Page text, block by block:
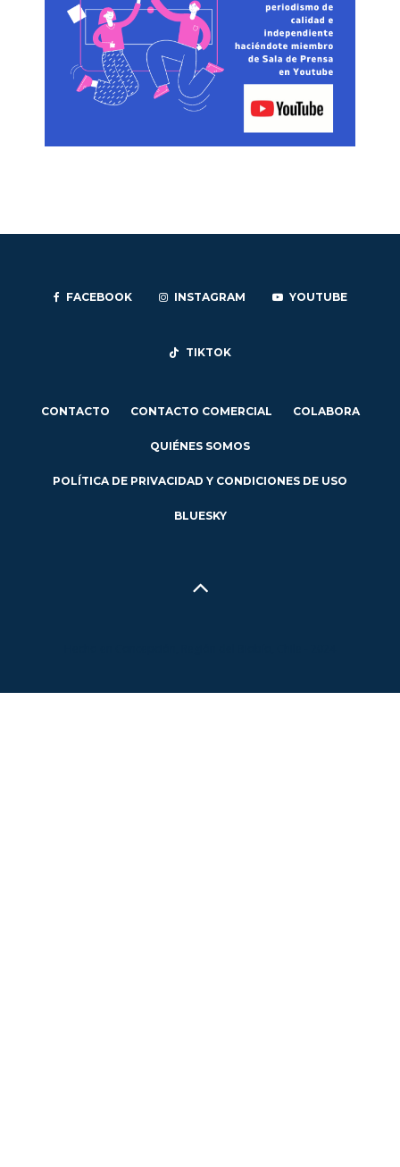
FACEBOOK INSTAGRAM YOUTUBE
TIKTOK
CONTACTO CONTACTO COMERCIAL COLABORA
QUIÉNES SOMOS
POLÍTICA DE PRIVACIDAD Y CONDICIONES DE USO
BLUESKY